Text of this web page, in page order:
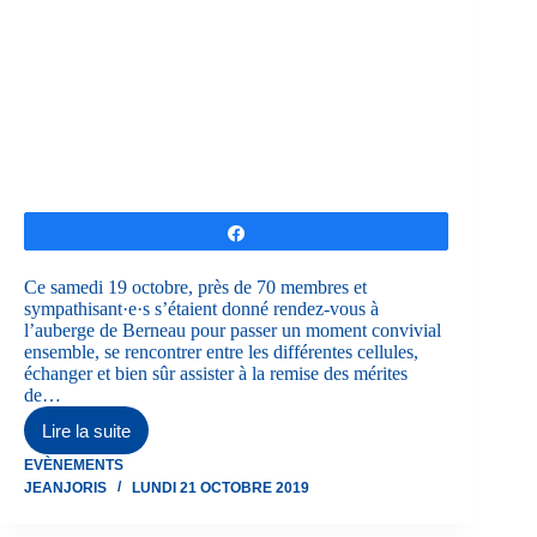
Ce samedi 19 octobre, près de 70 membres et
sympathisant·e·s s’étaient donné rendez-vous à
l’auberge de Berneau pour passer un moment convivial
ensemble, se rencontrer entre les différentes cellules,
échanger et bien sûr assister à la remise des mérites
de…
Lire la suite
Fête
du
Club
EVÈNEMENTS
JEANJORIS
LUNDI 21 OCTOBRE 2019